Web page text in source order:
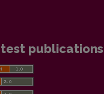
publications